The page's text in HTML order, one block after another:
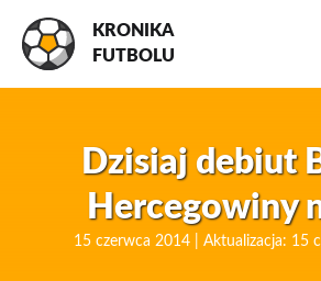
KRONIKA
FUTBOLU
Dzisiaj debiut
Hercegowiny
15 czerwca 2014 | Aktualizacja: 15